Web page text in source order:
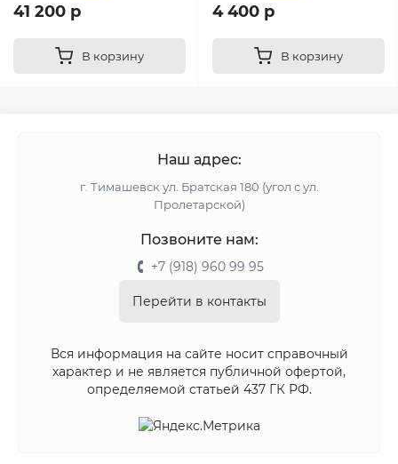
41 200 р
В корзину
4 400 р
В корзину
Наш адрес:
г. Тимашевск ул. Братская 180 (угол с ул.
Пролетарской)
Позвоните нам:
+7 (918) 960 99 95
Перейти в контакты
Вся информация на сайте носит справочный
характер и не является публичной офертой,
определяемой статьей 437 ГК РФ.